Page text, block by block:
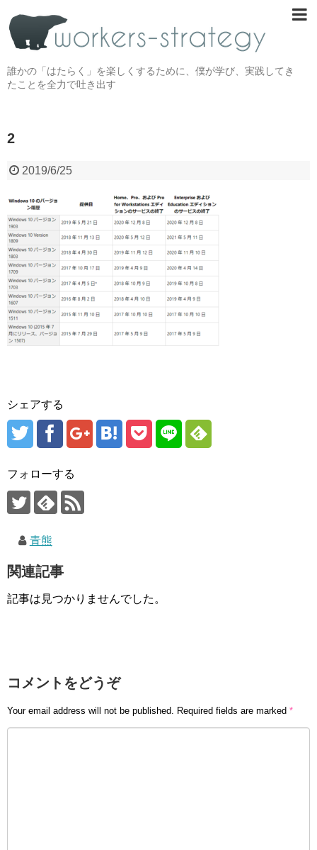
誰かの「はたらく」を楽しくするために、僕が学び、実践してき
たことを全力で吐き出す
2
2019/6/25
シェアする
フォローする
青熊
関連記事
記事は見つかりませんでした。
コメントをどうぞ
Your email address will not be published. Required fields are marked *